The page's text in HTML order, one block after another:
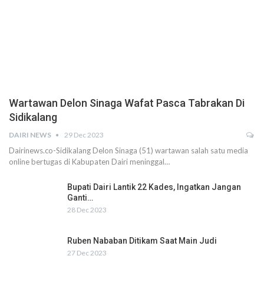
Wartawan Delon Sinaga Wafat Pasca Tabrakan Di
Sidikalang
DAIRI NEWS 29 Dec 2023
Dairinews.co-Sidikalang Delon Sinaga (51) wartawan salah satu media
online bertugas di Kabupaten Dairi meninggal…
Bupati Dairi Lantik 22 Kades, Ingatkan Jangan
Ganti…
28 Dec 2023
Ruben Nababan Ditikam Saat Main Judi
27 Dec 2023